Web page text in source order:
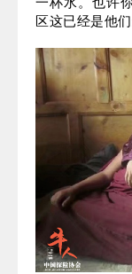
乡。
他能读懂藏民
他们本就是自
开城市的喧嚣
他珍惜这一双
人之间就是这
漫、细腻，但
他感动于这里
一杯水。也许
区这已经是他